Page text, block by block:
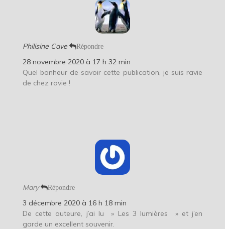
Philisine Cave Répondre
28 novembre 2020 à 17 h 32 min
Quel bonheur de savoir cette publication, je suis ravie
de chez ravie !
Mary Répondre
3 décembre 2020 à 16 h 18 min
De cette auteure, j’ai lu » Les 3 lumières » et j’en
garde un excellent souvenir.